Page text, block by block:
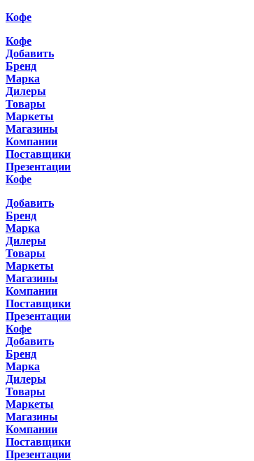
Кофе
Кофе
Добавить
Бренд
Марка
Дилеры
Товары
Маркеты
Магазины
Компании
Поставщики
Презентации
Кофе
Добавить
Бренд
Марка
Дилеры
Товары
Маркеты
Магазины
Компании
Поставщики
Презентации
Кофе
Добавить
Бренд
Марка
Дилеры
Товары
Маркеты
Магазины
Компании
Поставщики
Презентации